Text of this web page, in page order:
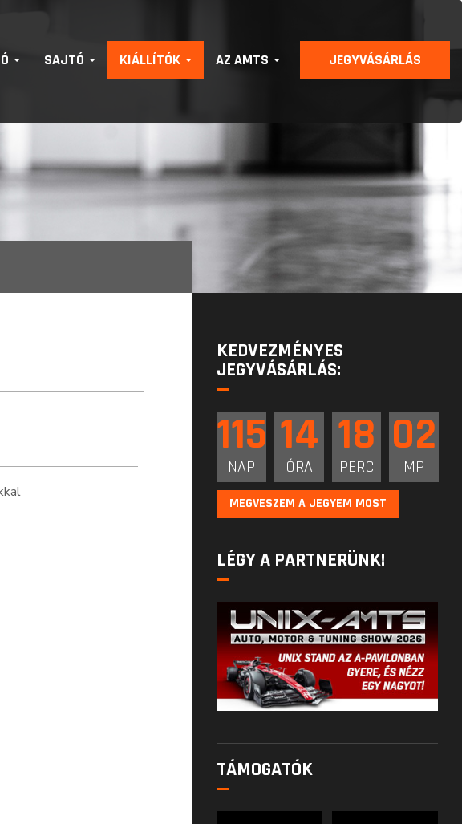
SAJTÓ KIÁLLÍTÓK AZ AMTS JEGYVÁSÁRLÁS
KEDVEZMÉNYES
JEGYVÁSÁRLÁS:
115
NAP
14
ÓRA
18
PERC
01
MP
MEGVESZEM A JEGYEM MOST
LÉGY A PARTNERÜNK!
TÁMOGATÓK